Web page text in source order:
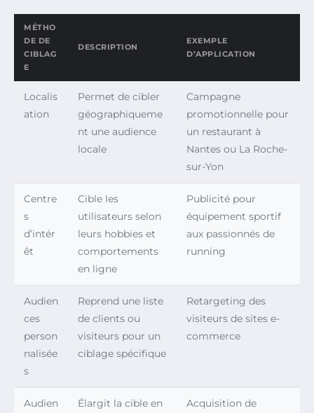
MÉTHO
DE DE
CIBLAG
E
DESCRIPTION
EXEMPLE
D’APPLICATION
Localis
ation
Permet de cibler
géographiqueme
nt une audience
locale
Campagne
promotionnelle pour
un restaurant à
Nantes ou La Roche-
sur-Yon
Centre
s
d’intér
êt
Cible les
utilisateurs selon
leurs hobbies et
comportements
en ligne
Publicité pour
équipement sportif
aux passionnés de
running
Audien
ces
person
nalisée
s
Reprend une liste
de clients ou
visiteurs pour un
ciblage spécifique
Retargeting des
visiteurs de sites e-
commerce
Audien Élargit la cible en Acquisition de